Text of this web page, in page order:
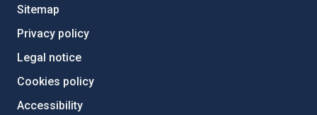
Sitemap
Privacy policy
Legal notice
Cookies policy
Accessibility